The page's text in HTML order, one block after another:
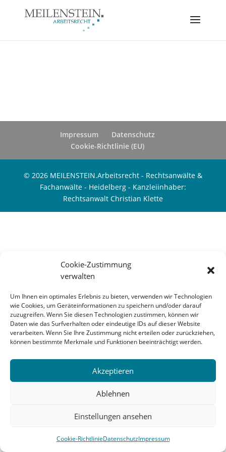
Cookie-Zustimmung
verwalten
Um Ihnen ein optimales Erlebnis zu bieten, verwenden wir Technologien
wie Cookies, um Geräteinformationen zu speichern und/oder darauf
zuzugreifen. Wenn Sie diesen Technologien zustimmen, können wir
Daten wie das Surfverhalten oder eindeutige IDs auf dieser Website
verarbeiten. Wenn Sie Ihre Zustimmung nicht erteilen oder zurückziehen,
können bestimmte Merkmale und Funktionen beeinträchtigt werden.
Akzeptieren
Ablehnen
Einstellungen ansehen
Cookie-RichtlinieDatenschutzImpressum
Impressum
Datenschutz
Cookie-Richtlinie (EU)
© 2026 MEILENSTEIN.Arbeitsrecht - Rechtsanwälte &
Fachanwälte - Heidelberg - Kanzleiinhaber:
Rechtsanwalt Christian Klette